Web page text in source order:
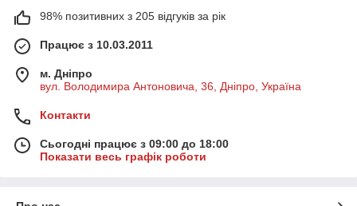
98% позитивних з 205 відгуків за рік
Працює з 10.03.2011
м. Дніпро
вул. Володимира Антоновича, 36, Дніпро, Україна
Контакти
Сьогодні працює з 09:00 до 18:00
Показати весь графік роботи